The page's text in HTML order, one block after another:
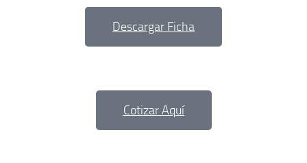
Descargar Ficha
Cotizar Aquí